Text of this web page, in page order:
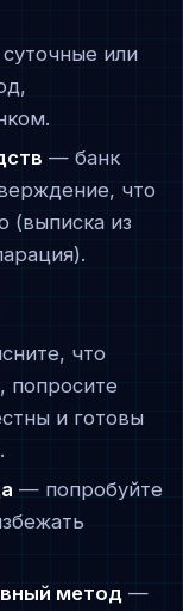
или
— банк
что
(выписка из
что
попросите
и готовы
— попробуйте
метод—